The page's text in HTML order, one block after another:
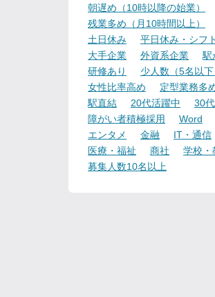
朝遅め（10時以降の始業）
残業多め（月10時間以上）
土日休み
平日休み・シフ
大手企業
外資系企業 駅
研修あり
少人数（5名以
女性比率高め
定型業務多
駅直結
20代活躍中 30
障がい者積極採用
Word
エンタメ
金融 IT・通信
医療・福祉
商社 学校・
募集人数10名以上